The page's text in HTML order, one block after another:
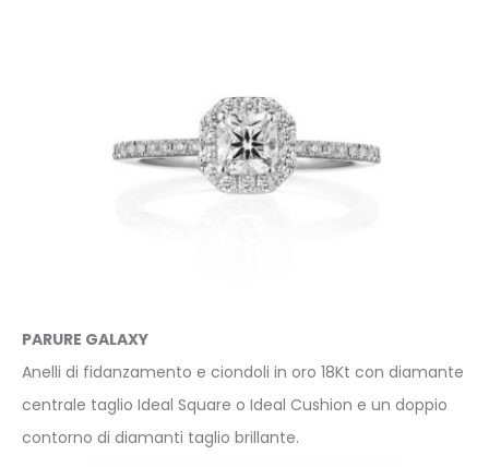
PARURE GALAXY
Anelli di fidanzamento e ciondoli in oro 18Kt con diamante
centrale taglio Ideal Square o Ideal Cushion e un doppio
contorno di diamanti taglio brillante.